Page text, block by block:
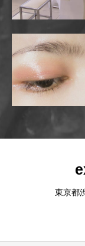
東京都